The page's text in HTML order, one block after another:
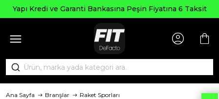
Kredi ve Garanti Bankasına Peşin Fiyatına 6 Taksit
Ana Sayfa Branşlar Raket Sporları